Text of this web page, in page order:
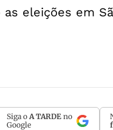
eleições em
Siga o A TARDE no
Google